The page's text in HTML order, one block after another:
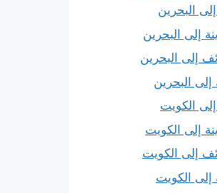
البحرين
إلى البحرين
إلى البحرين
البحرين
الكويت
إلى الكويت
إلى الكويت
الكويت